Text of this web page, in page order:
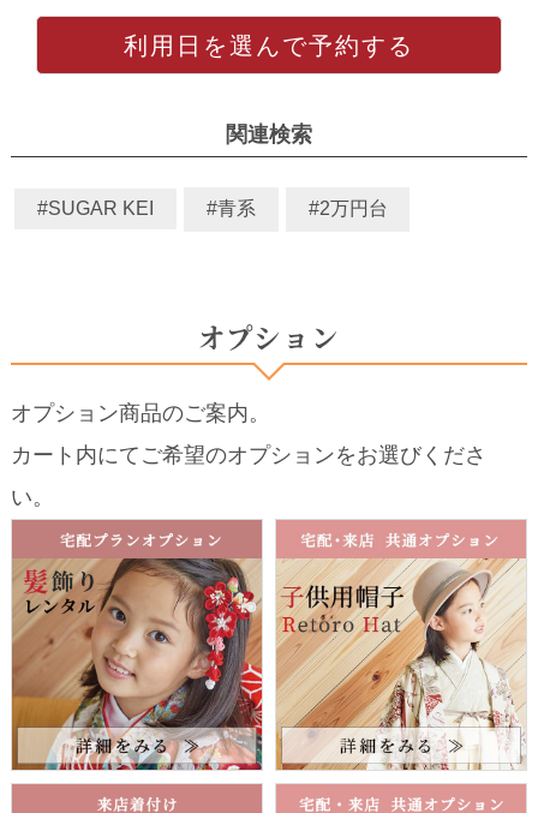
利用日を選んで予約する
関連検索
#SUGAR KEI #青系 #2万円台
オプション
オプション商品のご案内。
カート内にてご希望のオプションをお選びくださ
い。